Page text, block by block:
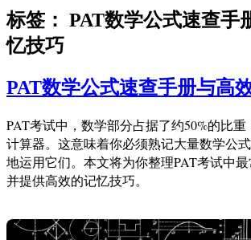
标签： PAT数学公式速查手
忆技巧
PAT数学公式速查手册与高
PAT考试中，数学部分占据了约50%的比
计算器。这意味着你必须熟记大量数学公
地运用它们。本文将为你整理PAT考试中最
并提供高效的记忆技巧。